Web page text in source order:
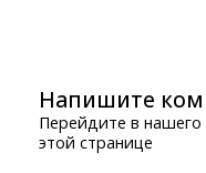
Напишите
Перейдите в нашего
этой странице